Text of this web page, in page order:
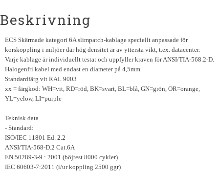
Beskrivning
ECS Skärmade kategori 6A slimpatch-kablage speciellt anpassade för
korskoppling i miljöer där hög densitet är av yttersta vikt, t.ex. datacenter.
Varje kablage är individuellt testat och uppfyller kraven för ANSI/TIA-568.2-D.
Halogenfri kabel med endast en diameter på 4,5mm.
Standardfärg vit RAL 9003
xx = färgkod: WH=vit, RD=röd, BK=svart, BL=blå, GN=grön, OR=orange,
YL=yelow, LI=purple
Teknisk data
- Standard:
ISO/IEC 11801 Ed. 2.2
ANSI/TIA-568-D.2 Cat.6A
EN 50289-3-9 : 2001 (böjtest 8000 cykler)
IEC 60603-7:2011 (i/ur koppling 2500 ggr)